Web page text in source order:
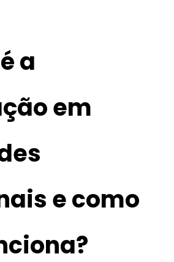
a
em
e como